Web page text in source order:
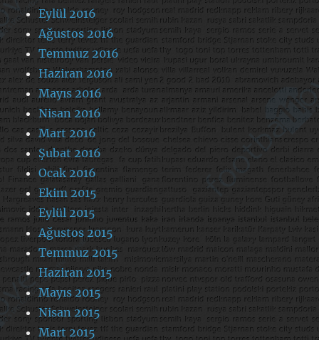
Eylül 2016
Ağustos 2016
Temmuz 2016
Haziran 2016
Mayıs 2016
Nisan 2016
Mart 2016
Şubat 2016
Ocak 2016
Ekim 2015
Eylül 2015
Ağustos 2015
Temmuz 2015
Haziran 2015
Mayıs 2015
Nisan 2015
Mart 2015